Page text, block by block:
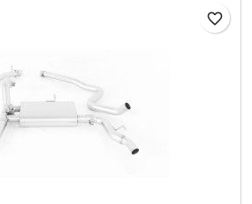
favorite_border